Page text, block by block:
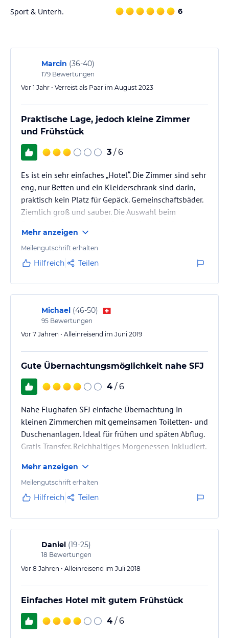
Sport & Unterh. 6
Marcin (36-40)
179 Bewertungen
Vor 1 Jahr • Verreist als Paar im August 2023
Praktische Lage, jedoch kleine Zimmer
und Frühstück
3 / 6
Es ist ein sehr einfaches „Hotel“. Die Zimmer sind sehr
eng, nur Betten und ein Kleiderschrank sind darin,
praktisch kein Platz für Gepäck. Gemeinschaftsbäder.
Ziemlich groß und sauber. Die Auswahl beim
hauptsächlich Süßigkeiten, Kaffee und Tee. Es ist
schwierig, daraus eine richtige Mahlzeit zu haben.
Mehr anzeigen
Meilengutschrift erhalten
Hilfreich Teilen
Michael (46-50)
95 Bewertungen
Vor 7 Jahren • Alleinreisend im Juni 2019
Gute Übernachtungsmöglichkeit nahe SFJ
4 / 6
Nahe Flughafen SFJ einfache Übernachtung in
kleinen Zimmerchen mit gemeinsamen Toiletten- und
Duschenanlagen. Ideal für frühen und späten Abflug.
Gratis Transfer. Reichhaltiges Morgenessen inkludiert.
Mehr anzeigen
Meilengutschrift erhalten
Hilfreich Teilen
Daniel (19-25)
18 Bewertungen
Vor 8 Jahren • Alleinreisend im Juli 2018
Einfaches Hotel mit gutem Frühstück
4 / 6